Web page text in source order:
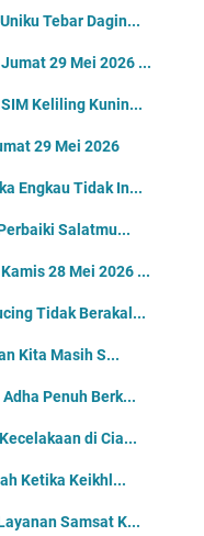
Tebar Dagin...
29 Mei 2026 ...
Keliling Kunin...
29 Mei 2026
Engkau Tidak In...
Salatmu...
28 Mei 2026 ...
Tidak Berakal...
Kita Masih S...
Penuh Berk...
di Cia...
Ketika Keikhl...
Samsat K...